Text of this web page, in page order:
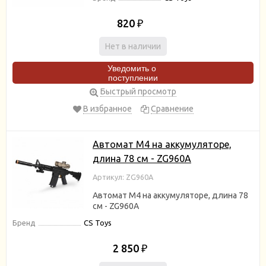
820 ₽
Нет в наличии
Уведомить о
поступлении
Быстрый просмотр
В избранное
Сравнение
Автомат M4 на аккумуляторе,
длина 78 см - ZG960A
Артикул: ZG960A
Автомат M4 на аккумуляторе, длина 78
см - ZG960A
Бренд CS Toys
2 850 ₽